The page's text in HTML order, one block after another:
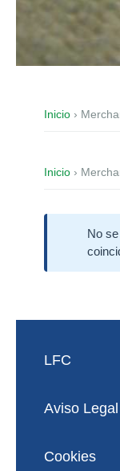
Inicio ›
Inicio ›
No
LFC
Aviso Legal
Cookies